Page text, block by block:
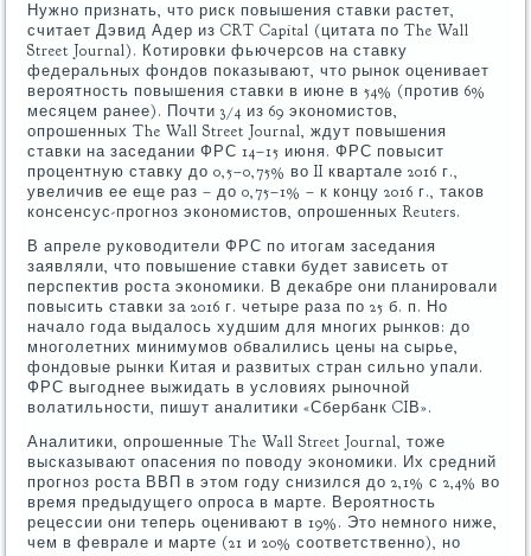
Нужно признать, что риск повышения ставки растет,
считает Дэвид Адер из CRT Capital (цитата по The Wall
Street Journal). Котировки фьючерсов на ставку
федеральных фондов показывают, что рынок оценивает
вероятность повышения ставки в июне в 54% (против 6%
месяцем ранее). Почти 3/4 из 69 экономистов,
опрошенных The Wall Street Journal, ждут повышения
ставки на заседании ФРС 14–15 июня. ФРС повысит
процентную ставку до 0,5–0,75% во II квартале 2016 г.,
увеличив ее еще раз – до 0,75–1% – к концу 2016 г., таков
консенсус-прогноз экономистов, опрошенных Reuters.
В апреле руководители ФРС по итогам заседания
заявляли, что повышение ставки будет зависеть от
перспектив роста экономики. В декабре они планировали
повысить ставки за 2016 г. четыре раза по 25 б. п. Но
начало года выдалось худшим для многих рынков: до
многолетних минимумов обвалились цены на сырье,
фондовые рынки Китая и развитых стран сильно упали.
ФРС выгоднее выжидать в условиях рыночной
волатильности, пишут аналитики «Сбербанк CIВ».
Аналитики, опрошенные The Wall Street Journal, тоже
высказывают опасения по поводу экономики. Их средний
прогноз роста ВВП в этом году снизился до 2,1% с 2,4% во
время предыдущего опроса в марте. Вероятность
рецессии они теперь оценивают в 19%. Это немного ниже,
чем в феврале и марте (21 и 20% соответственно), но